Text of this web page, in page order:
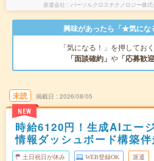
派遣会社 パーソルクロステクノロジー株
興味があったら「★気にな
「気になる！」を押してお
「面談確約」 や 「応募歓
未読
NEW
掲載日 2026/08/05
時給6120円！生成AIエー
情報ダッシュボード構築
土日祝日が休み WEB登録OK 派遣